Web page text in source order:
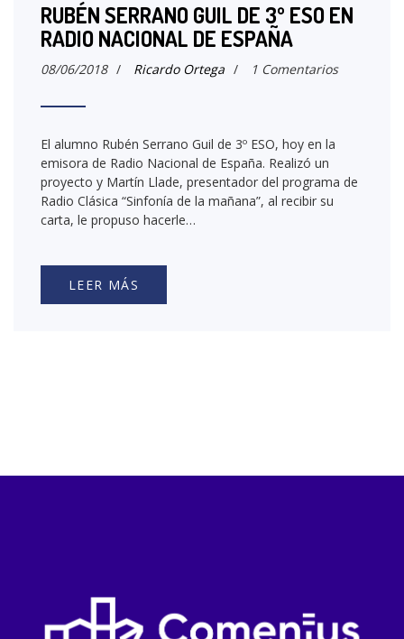
RUBÉN SERRANO GUIL DE 3º ESO EN
RADIO NACIONAL DE ESPAÑA
08/06/2018 / Ricardo Ortega / 1 Comentarios
El alumno Rubén Serrano Guil de 3º ESO, hoy en la
emisora de Radio Nacional de España. Realizó un
proyecto y Martín Llade, presentador del programa de
Radio Clásica “Sinfonía de la mañana”, al recibir su
carta, le propuso hacerle…
LEER MÁS